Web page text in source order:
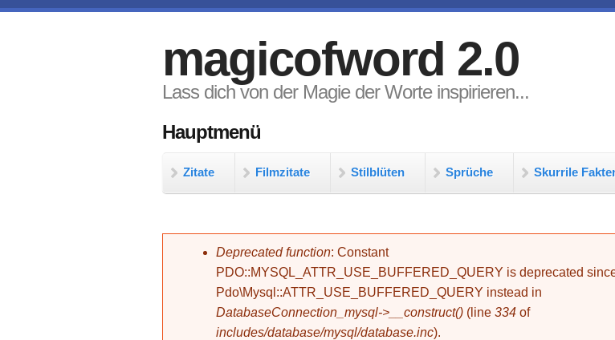
magicofword 2.0
Lass dich von der Magie der Worte inspirieren...
Hauptmenü
Zitate Filmzitate Stilblüten Sprüche Skurrile
Fehlermeldung
Deprecated function: Constant
PDO::MYSQL_ATTR_USE_BUFFERED_QUERY is deprecated
Pdo\Mysql::ATTR_USE_BUFFERED_QUERY instead in
DatabaseConnection_mysql->__construct() (line 334 of
includes/database/mysql/database.inc).